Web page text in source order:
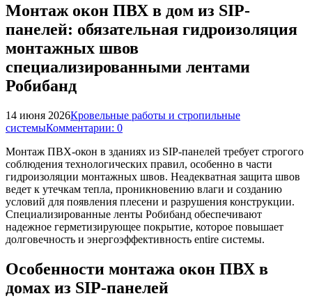
Монтаж окон ПВХ в дом из SIP-
панелей: обязательная гидроизоляция
монтажных швов
специализированными лентами
Робибанд
14 июня 2026Кровельные работы и стропильные
системыКомментарии: 0
Монтаж ПВХ-окон в зданиях из SIP-панелей требует строгого
соблюдения технологических правил, особенно в части
гидроизоляции монтажных швов. Неадекватная защита швов
ведет к утечкам тепла, проникновению влаги и созданию
условий для появления плесени и разрушения конструкции.
Специализированные ленты Робибанд обеспечивают
надежное герметизирующее покрытие, которое повышает
долговечность и энергоэффективность entire системы.
Особенности монтажа окон ПВХ в
домах из SIP-панелей